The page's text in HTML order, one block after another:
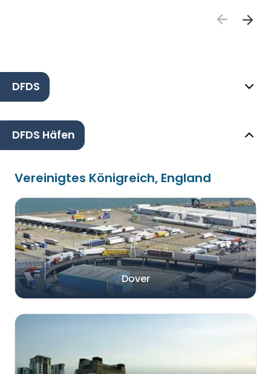
DFDS
DFDS Häfen
Vereinigtes Königreich, England
Dover